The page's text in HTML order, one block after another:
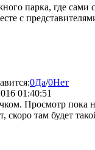
парка, где
с
0Да/0Нет
01:40:51
Просмотр пока
скоро там будет